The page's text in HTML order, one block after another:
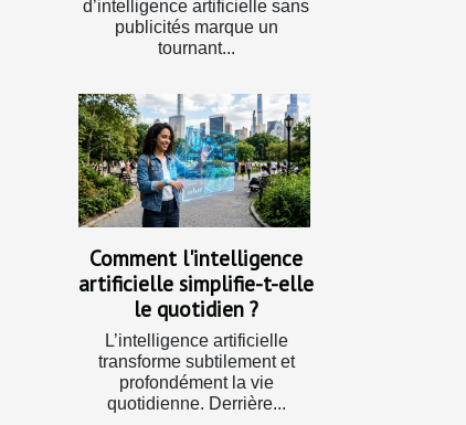
d’intelligence artificielle sans
publicités marque un
tournant...
Comment l'intelligence
artificielle simplifie-t-elle
le quotidien ?
L’intelligence artificielle
transforme subtilement et
profondément la vie
quotidienne. Derrière...